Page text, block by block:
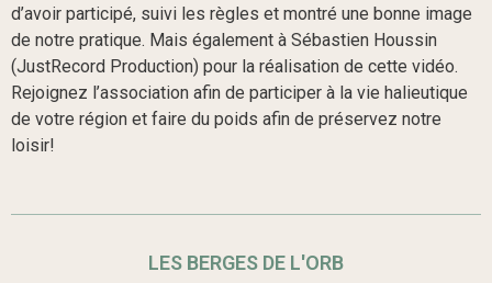
d’avoir participé, suivi les règles et montré une bonne image
de notre pratique. Mais également à Sébastien Houssin
(JustRecord Production) pour la réalisation de cette vidéo.
Rejoignez l’association afin de participer à la vie halieutique
de votre région et faire du poids afin de préservez notre
loisir!
LES BERGES DE L'ORB